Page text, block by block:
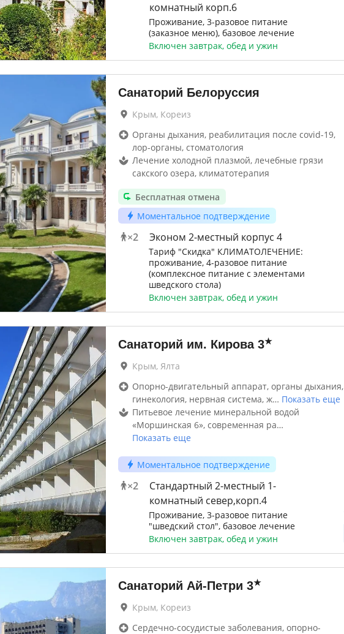
комнатный корп.6
Проживание, 3-разовое питание
(заказное меню), базовое лечение
Включен завтрак, обед и ужин
Санаторий Белоруссия
Крым, Кореиз
Органы дыхания, реабилитация после covid-19,
лор-органы, стоматология
Лечение холодной плазмой, лечебные грязи
сакского озера, климатотерапия
Бесплатная отмена
Моментальное подтверждение
×2 Эконом 2-местный корпус 4
Тариф "Скидка" КЛИМАТОЛЕЧЕНИЕ:
проживание, 4-разовое питание
(комплексное питание с элементами
шведского стола)
Включен завтрак, обед и ужин
Санаторий им. Кирова 3★
Крым, Ялта
Опорно-двигательный аппарат, органы дыхания,
гинекология, нервная система, ж… Показать еще
Питьевое лечение минеральной водой
«Моршинская 6», современная ра…
Показать еще
Моментальное подтверждение
×2
Стандартный 2-местный 1-
комнатный север,корп.4
Проживание, 3-разовое питание
"шведский стол", базовое лечение
Включен завтрак, обед и ужин
Санаторий Ай-Петри 3★
Крым, Кореиз
Сердечно-сосудистые заболевания, опорно-